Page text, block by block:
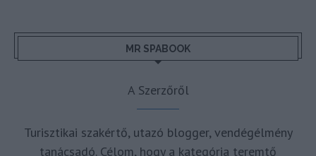
MR SPABOOK
A Szerzőről
Turisztikai szakértő, utazó blogger, vendégélmény
tanácsadó. Célom, hogy a kategória teremtő